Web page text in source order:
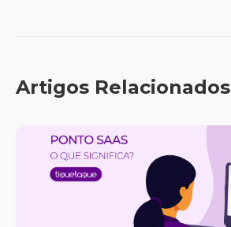
Artigos Relacionados